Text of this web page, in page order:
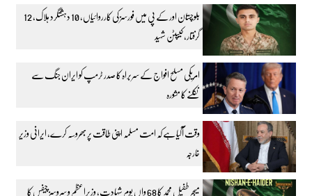
بلوچستان اور کے پی میں فورسز کی کارروائیاں، 10 دہشتگرد ہلاک، 12
گرفتار، کیپٹن شہید
امریکی مسلح افواج کے سربراہ کا صدر ٹرمپ کو ایران جنگ سے
نکلنے کا مشورہ
وقت آگیا ہے کہ امت مسلمہ اپنی طاقت پر بھروسہ کرے، ایرانی وزیر
خارجہ